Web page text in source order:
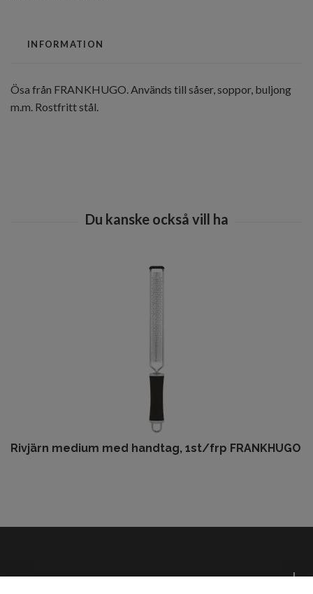
INFORMATION
Ösa från FRANKHUGO. Används till såser, soppor, buljong
m.m. Rostfritt stål.
Rivjärn medium med handtag, 1st/frp FRANKHUGO
Om oss